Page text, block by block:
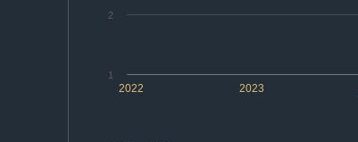
2022 2023
1
2